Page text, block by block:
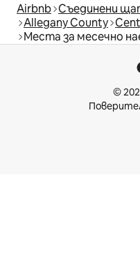
Airbnb Съединени
Allegany County
Места за месечно
©